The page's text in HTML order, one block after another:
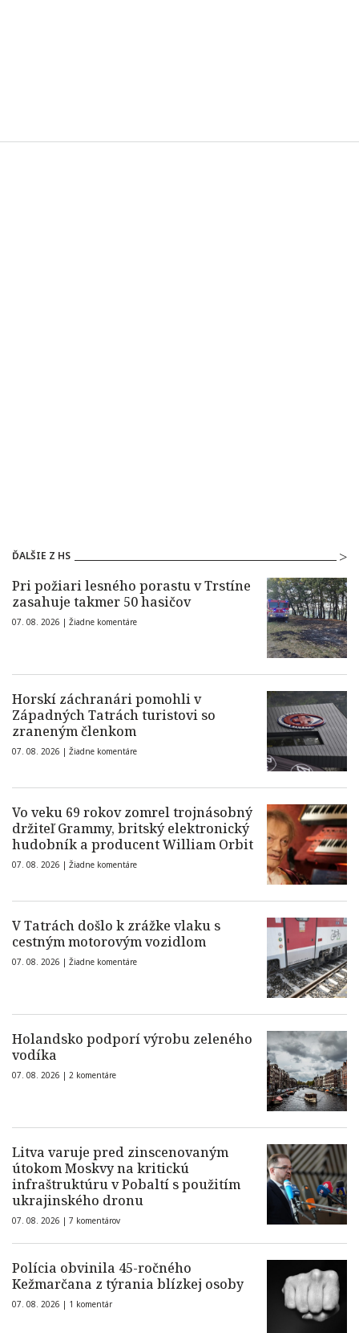
ĎALŠIE Z HS
Pri požiari lesného porastu v Trstíne
zasahuje takmer 50 hasičov
07. 08. 2026 | Žiadne komentáre
Horskí záchranári pomohli v
Západných Tatrách turistovi so
zraneným členkom
07. 08. 2026 | Žiadne komentáre
Vo veku 69 rokov zomrel trojnásobný
držiteľ Grammy, britský elektronický
hudobník a producent William Orbit
07. 08. 2026 | Žiadne komentáre
V Tatrách došlo k zrážke vlaku s
cestným motorovým vozidlom
07. 08. 2026 | Žiadne komentáre
Holandsko podporí výrobu zeleného
vodíka
07. 08. 2026 | 2 komentáre
Litva varuje pred zinscenovaným
útokom Moskvy na kritickú
infraštruktúru v Pobaltí s použitím
ukrajinského dronu
07. 08. 2026 | 7 komentárov
Polícia obvinila 45-ročného
Kežmarčana z týrania blízkej osoby
07. 08. 2026 | 1 komentár